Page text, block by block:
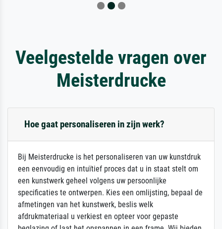
Veelgestelde vragen over
Meisterdrucke
Hoe gaat personaliseren in zijn werk?
Bij Meisterdrucke is het personaliseren van uw kunstdruk
een eenvoudig en intuïtief proces dat u in staat stelt om
een kunstwerk geheel volgens uw persoonlijke
specificaties te ontwerpen. Kies een omlijsting, bepaal de
afmetingen van het kunstwerk, beslis welk
afdrukmateriaal u verkiest en opteer voor gepaste